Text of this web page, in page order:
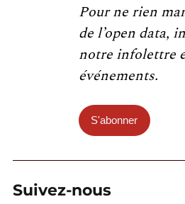
Pour ne rien
de l’open data,
notre infolettre
événements.
S'abonner
Suivez-nous